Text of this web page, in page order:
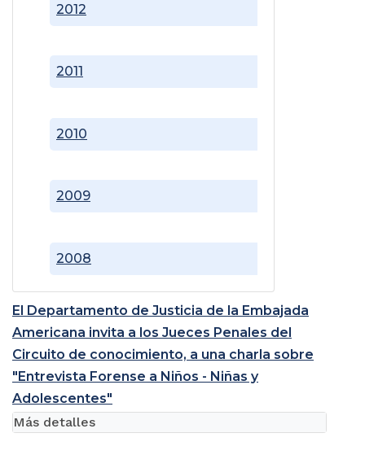
2008
2009
2010
2011
2012
El Departamento de Justicia de la Embajada
Americana invita a los Jueces Penales del
Circuito de conocimiento, a una charla sobre
"Entrevista Forense a Niños - Niñas y
Adolescentes"
Más detalles